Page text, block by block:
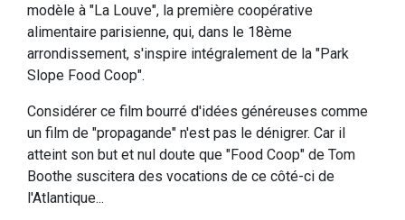
modèle à "La Louve", la première coopérative
alimentaire parisienne, qui, dans le 18ème
arrondissement, s'inspire intégralement de la "Park
Slope Food Coop".
Considérer ce film bourré d'idées généreuses comme
un film de "propagande" n'est pas le dénigrer. Car il
atteint son but et nul doute que "Food Coop" de Tom
Boothe suscitera des vocations de ce côté-ci de
l'Atlantique...